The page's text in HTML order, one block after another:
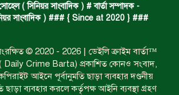
ঘের নির্মাণে আটক।
সড়ক দুর্ঘটনায় নিহত ও দুইজন আহত।
( সিনিয়র সাংবাদিক ) # বার্তা সম্পাদক -
সাংবাদিক ) ### { Since at 2020 } ###
সংরক্ষিত © 2020 - 2026 | ডেইলি ক্রাইম বার্তা™
( Daily Crime Barta) প্রকাশিত কোনও সংবাদ,
আইনে পূর্বানুমতি ছাড়া ব্যবহার দণ্ডনীয়
ব্যবহার করলে কর্তৃপক্ষ আইনি ব্যবস্থা গ্রহণ